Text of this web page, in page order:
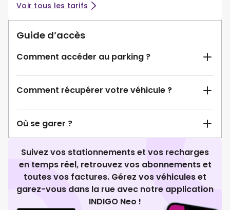
Voir tous les tarifs
Guide d’accès
Comment accéder au parking ?
Comment récupérer votre véhicule ?
Où se garer ?
Suivez vos stationnements et vos recharges
en temps réel, retrouvez vos abonnements et
toutes vos factures. Gérez vos véhicules et
garez-vous dans la rue avec notre application
INDIGO Neo !